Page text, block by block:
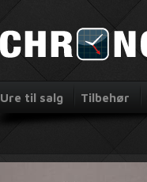
Ure til salg Tilbehør